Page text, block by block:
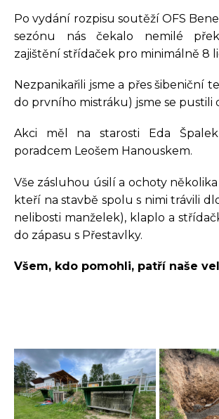
Po vydání rozpisu soutěží OFS
sezónu nás čekalo nemilé
zajištění střídaček pro minimálně 8
Nezpanikařili jsme a přes šibeniční
do prvního mistráku) jsme se pustili
Akci měl na starosti Eda
poradcem Leošem Hanouskem.
Vše zásluhou úsilí a ochoty
kteří na stavbě spolu s nimi trávili
nelibosti manželek), klaplo a
do zápasu s Přestavlky.
Všem, kdo pomohli, patří naše